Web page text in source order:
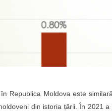
Republica Moldova este
din istoria țării. În 2021